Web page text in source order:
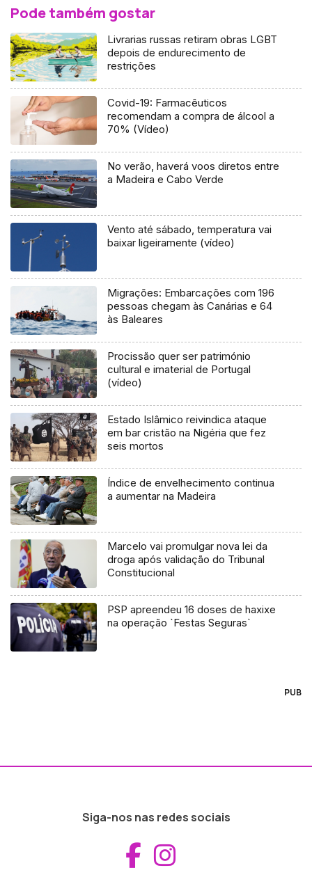
Pode também gostar
Livrarias russas retiram obras LGBT
depois de endurecimento de
restrições
Covid-19: Farmacêuticos
recomendam a compra de álcool a
70% (Vídeo)
No verão, haverá voos diretos entre
a Madeira e Cabo Verde
Vento até sábado, temperatura vai
baixar ligeiramente (vídeo)
Migrações: Embarcações com 196
pessoas chegam às Canárias e 64
às Baleares
Procissão quer ser património
cultural e imaterial de Portugal
(vídeo)
Estado Islâmico reivindica ataque
em bar cristão na Nigéria que fez
seis mortos
Índice de envelhecimento continua
a aumentar na Madeira
Marcelo vai promulgar nova lei da
droga após validação do Tribunal
Constitucional
PSP apreendeu 16 doses de haxixe
na operação `Festas Seguras`
PUB
Siga-nos nas redes sociais
Aceder ao